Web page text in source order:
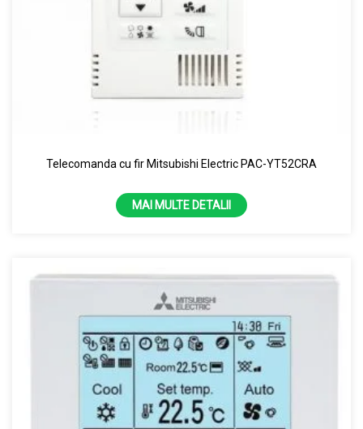
Telecomanda cu fir Mitsubishi Electric PAC-YT52CRA
MAI MULTE DETALII